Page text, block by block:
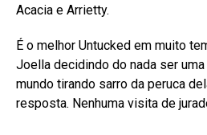
Acacia e Arrietty.
É o melhor Untucked em muito
Joella decidindo do nada ser
mundo tirando sarro da peruca
resposta. Nenhuma visita de